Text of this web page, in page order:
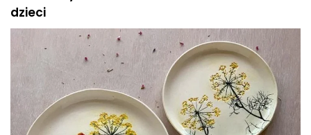
dzieci